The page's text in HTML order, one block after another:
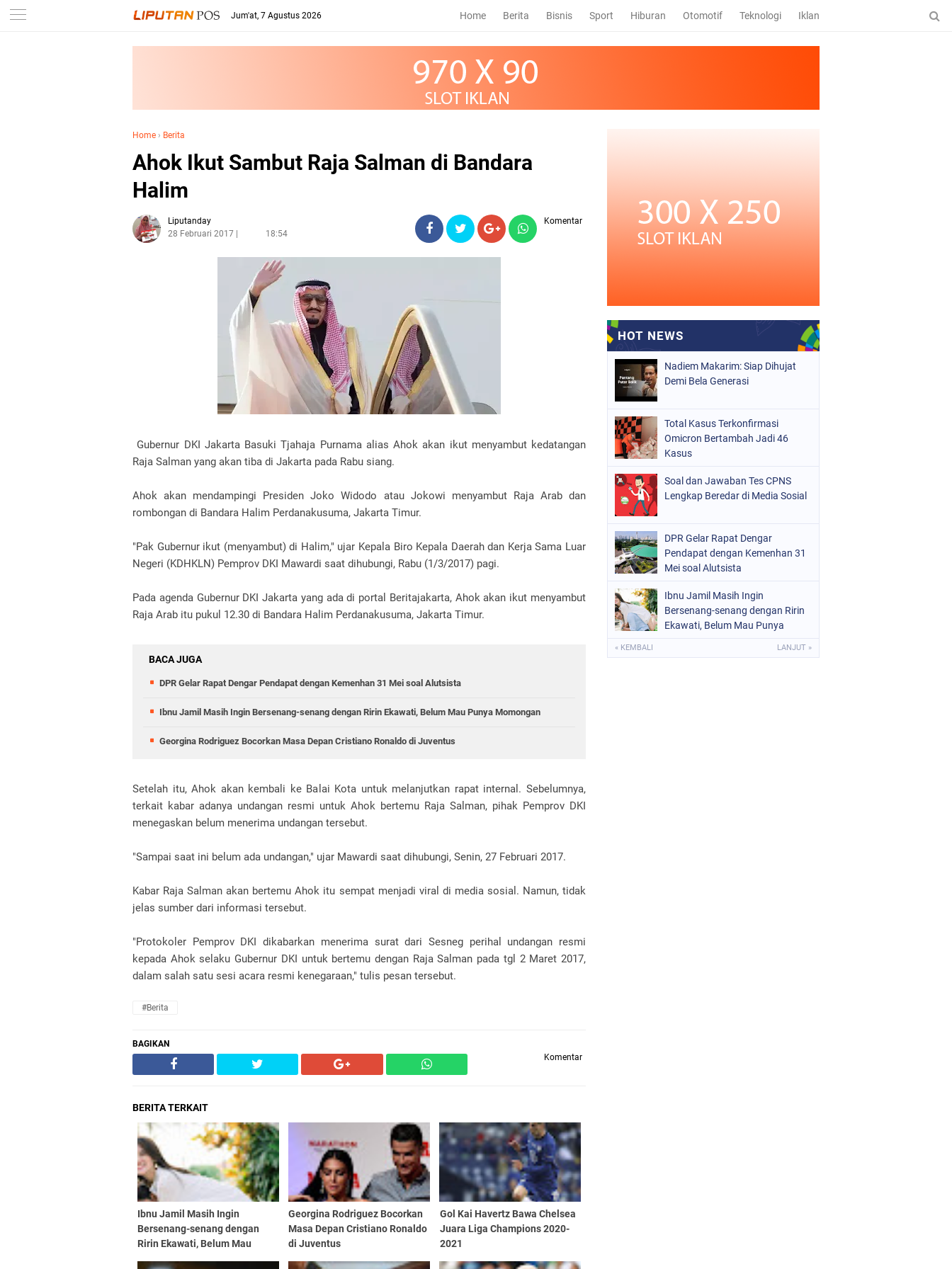
Jum'at, 7 Agustus 2026 Home Berita Bisnis Sport Hiburan Otomotif Teknologi Iklan
Home › Berita
Ahok Ikut Sambut Raja Salman di Bandara
Halim
Liputanday
28 Februari 2017
18:54
Komentar
Gubernur DKI Jakarta Basuki Tjahaja Purnama alias Ahok akan ikut menyambut kedatangan
Raja Salman yang akan tiba di Jakarta pada Rabu siang.
Ahok akan mendampingi Presiden Joko Widodo atau Jokowi menyambut Raja Arab dan
rombongan di Bandara Halim Perdanakusuma, Jakarta Timur.
"Pak Gubernur ikut (menyambut) di Halim," ujar Kepala Biro Kepala Daerah dan Kerja Sama Luar
Negeri (KDHKLN) Pemprov DKI Mawardi saat dihubungi, Rabu (1/3/2017) pagi.
Pada agenda Gubernur DKI Jakarta yang ada di portal Beritajakarta, Ahok akan ikut menyambut
Raja Arab itu pukul 12.30 di Bandara Halim Perdanakusuma, Jakarta Timur.
BACA JUGA
DPR Gelar Rapat Dengar Pendapat dengan Kemenhan 31 Mei soal Alutsista
Ibnu Jamil Masih Ingin Bersenang-senang dengan Ririn Ekawati, Belum Mau Punya Momongan
Georgina Rodriguez Bocorkan Masa Depan Cristiano Ronaldo di Juventus
Setelah itu, Ahok akan kembali ke Balai Kota untuk melanjutkan rapat internal. Sebelumnya,
terkait kabar adanya undangan resmi untuk Ahok bertemu Raja Salman, pihak Pemprov DKI
menegaskan belum menerima undangan tersebut.
"Sampai saat ini belum ada undangan," ujar Mawardi saat dihubungi, Senin, 27 Februari 2017.
Kabar Raja Salman akan bertemu Ahok itu sempat menjadi viral di media sosial. Namun, tidak
jelas sumber dari informasi tersebut.
"Protokoler Pemprov DKI dikabarkan menerima surat dari Sesneg perihal undangan resmi
kepada Ahok selaku Gubernur DKI untuk bertemu dengan Raja Salman pada tgl 2 Maret 2017,
dalam salah satu sesi acara resmi kenegaraan," tulis pesan tersebut.
#Berita
BAGIKAN
Komentar
BERITA TERKAIT
Ibnu Jamil Masih Ingin
Bersenang-senang dengan
Ririn Ekawati, Belum Mau
Georgina Rodriguez Bocorkan
Masa Depan Cristiano Ronaldo
di Juventus
Gol Kai Havertz Bawa Chelsea
Juara Liga Champions 2020-
2021
Nadiem Makarim: Siap Dihujat
Demi Bela Generasi
Total Kasus Terkonfirmasi
Omicron Bertambah Jadi 46
Kasus
Soal dan Jawaban Tes CPNS
Lengkap Beredar di Media Sosial
DPR Gelar Rapat Dengar
Pendapat dengan Kemenhan 31
Mei soal Alutsista
Ibnu Jamil Masih Ingin
Bersenang-senang dengan Ririn
Ekawati, Belum Mau Punya
« KEMBALI LANJUT »